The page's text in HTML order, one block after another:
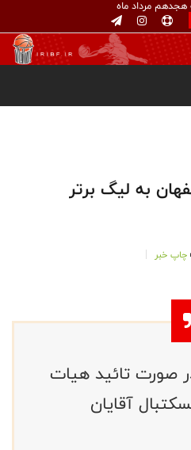
مرداد ماه
به لیگ برتر
چاپ خبر
صورت تائید هیات
آقایان